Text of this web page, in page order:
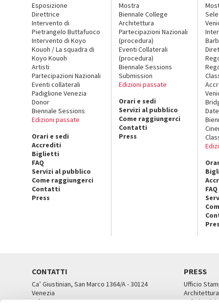
Esposizione
Direttrice
Intervento di
Pietrangelo Buttafuoco
Intervento di Koyo
Kouoh / La squadra di
Koyo Kouoh
Artisti
Partecipazioni Nazionali
Eventi collaterali
Padiglione Venezia
Donor
Biennale Sessions
Edizioni passate
Orari e sedi
Accrediti
Biglietti
FAQ
Servizi al pubblico
Come raggiungerci
Contatti
Press
Mostra
Biennale College
Architettura
Partecipazioni Nazionali
(procedura)
Eventi Collaterali
(procedura)
Biennale Sessions
Submission
Edizioni passate
Orari e sedi
Servizi al pubblico
Come raggiungerci
Contatti
Press
FAQ
CONTATTI
Ca’ Giustinian, San Marco 1364/A - 30124
Venezia
Tel. 041 5218711
PRESS
Ufficio
Architettura
Ca’